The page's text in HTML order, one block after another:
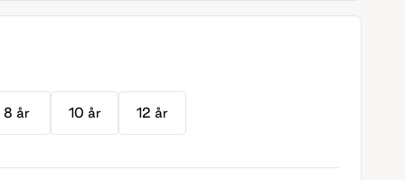
8 år 10 år 12 år